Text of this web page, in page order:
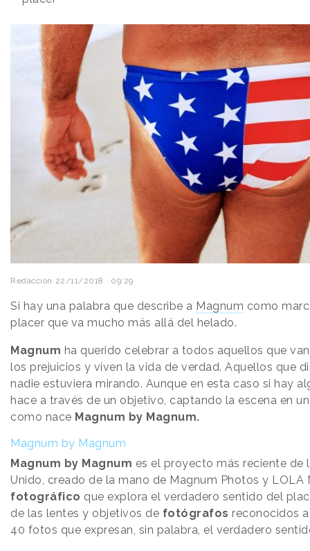
Redacción 22/11/2018 · 09:29
Si hay una palabra que describe a Magnum como
placer que va mucho más allá del helado.
Magnum ha querido celebrar a todos aquellos que
los prejuicios y viven la vida de verdad. Aquellos que
nadie estuviera mirando. Aunque en esta caso si hay
hace a través de un objetivo, captando la escena en
como nace Magnum by Magnum.
Magnum by Magnum
Magnum by Magnum es el proyecto más reciente de
Unido, creado de la mano de Magnum Photos y LOLA
fotográfico que explora el verdadero sentido del
de las lentes y objetivos de fotógrafos reconocidos
40 fotos que expresan, sin palabra, el verdadero